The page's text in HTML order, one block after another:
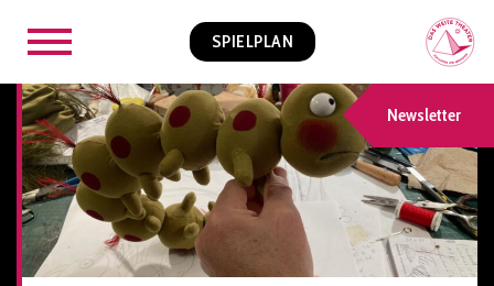
SPIELPLAN
Newsletter